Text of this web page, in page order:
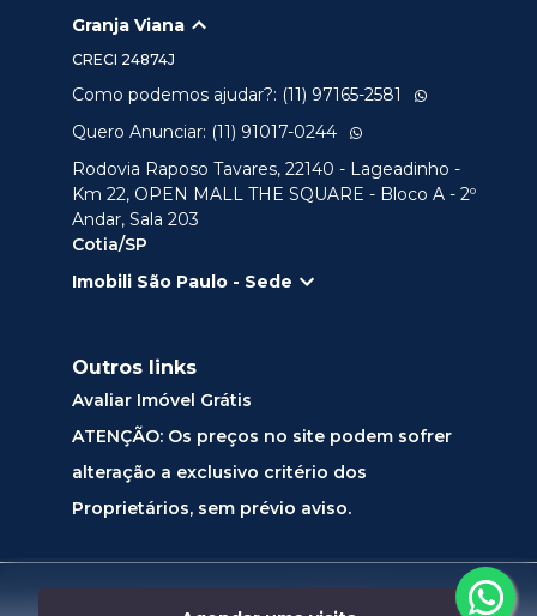
Granja Viana
CRECI 24874J
Como podemos ajudar?: (11) 97165-2581
Quero Anunciar: (11) 91017-0244
Rodovia Raposo Tavares, 22140 - Lageadinho -
Km 22, OPEN MALL THE SQUARE - Bloco A - 2º
Andar, Sala 203
Cotia/SP
Imobili São Paulo - Sede
Outros links
Avaliar Imóvel Grátis
ATENÇÃO: Os preços no site podem sofrer
alteração a exclusivo critério dos
Proprietários, sem prévio aviso.